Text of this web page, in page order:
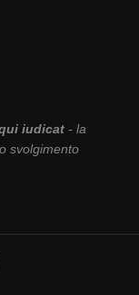
iudicat- la
svolgimento